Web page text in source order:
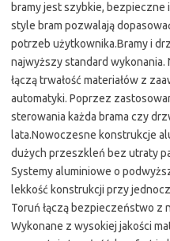
bramy jest szybkie, bezpieczne
style bram pozwalają
potrzeb użytkownika.Bramy i
najwyższy standard
łączą trwałość materiałów z
automatyki. Poprzez
sterowania każda brama czy
lata.Nowoczesne konstrukcje
dużych przeszkleń bez utraty
Systemy aluminiowe o
lekkość konstrukcji przy
Toruń łączą bezpieczeństwo z
Wykonane z wysokiej jakości